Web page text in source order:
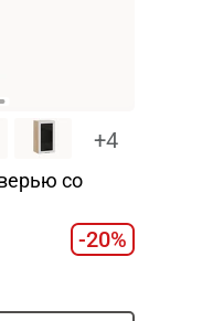
+4
со
-20%